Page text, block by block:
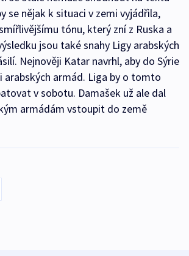
se nějak k situaci v zemi vyjádřila,
tónu, který zní z Ruska a
jsou také snahy Ligy arabských
Nejnověji Katar navrhl, aby do Sýrie
arabských armád. Liga by o tomto
v sobotu. Damašek už ale dal
armádám vstoupit do země